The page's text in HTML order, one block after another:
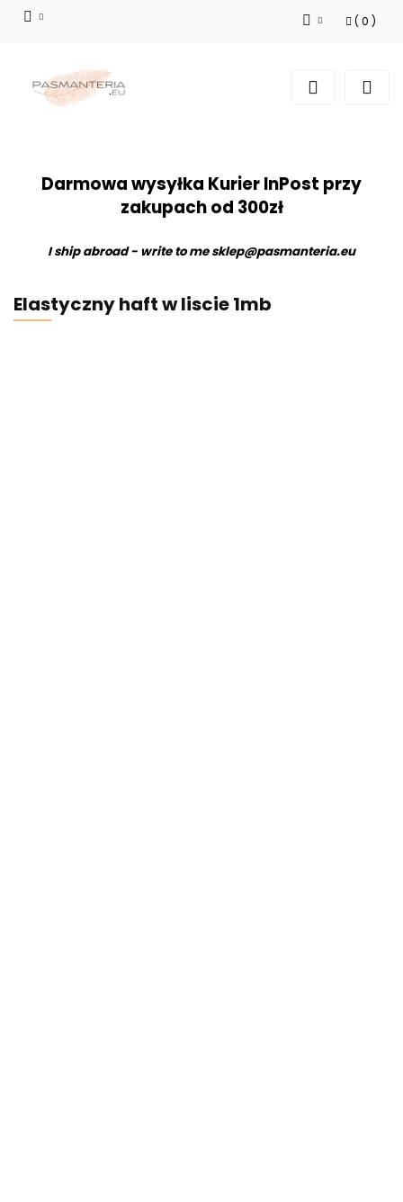
( 0 )
Darmowa wysyłka Kurier InPost przy
zakupach od 300zł
I ship abroad - write to mesklep@pasmanteria.eu
Elastyczny haft w liscie 1mb